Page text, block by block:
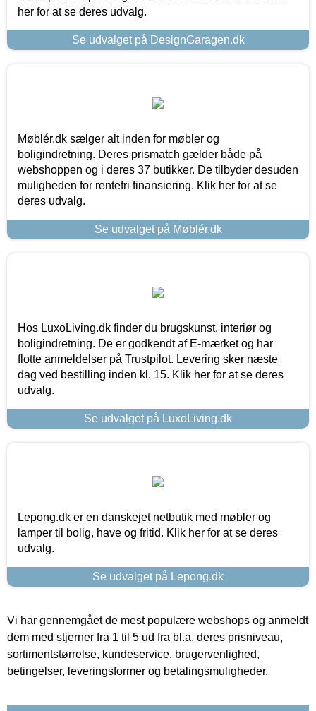
her for at se deres udvalg.
Se udvalget på DesignGaragen.dk
Møblér.dk sælger alt inden for møbler og
boligindretning. Deres prismatch gælder både på
webshoppen og i deres 37 butikker. De tilbyder desuden
muligheden for rentefri finansiering. Klik her for at se
deres udvalg.
Se udvalget på Møblér.dk
Hos LuxoLiving.dk finder du brugskunst, interiør og
boligindretning. De er godkendt af E-mærket og har
flotte anmeldelser på Trustpilot. Levering sker næste
dag ved bestilling inden kl. 15. Klik her for at se deres
udvalg.
Se udvalget på LuxoLiving.dk
Lepong.dk er en danskejet netbutik med møbler og
lamper til bolig, have og fritid. Klik her for at se deres
udvalg.
Se udvalget på Lepong.dk
Vi har gennemgået de mest populære webshops og anmeldt
dem med stjerner fra 1 til 5 ud fra bl.a. deres prisniveau,
sortimentstørrelse, kundeservice, brugervenlighed,
betingelser, leveringsformer og betalingsmuligheder.